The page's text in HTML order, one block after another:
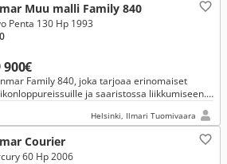
Muu malli Family 840
900€
Penta 130 Hp 1993
Family 840, joka tarjoaa erinomaiset
ja saaristossa liikkumiseen.
Helsinki, Ilmari Tuomivaara
Courier
60 Hp 2006